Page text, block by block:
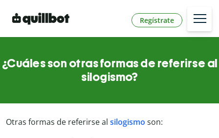
Regístrate
¿Cuáles son otras formas de referirse al
silogismo?
Otras formas de referirse al silogismo son: